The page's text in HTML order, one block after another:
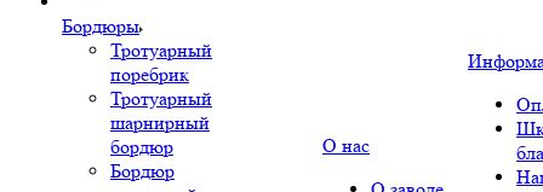
Бордюры
Тротуарный
поребрик
Тротуарный
шарнирный
бордюр
Бордюр
О нас